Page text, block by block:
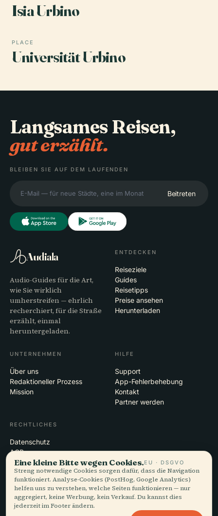
Isia Urbino
PLACE
Universität Urbino
Langsames Reisen,
gut erzählt.
BLEIBEN SIE AUF DEM LAUFENDEN
Beitreten
Audiala
Audio-Guides für die Art,
wie Sie wirklich
umherstreifen — ehrlich
recherchiert, für die Straße
erzählt, einmal
heruntergeladen.
ENTDECKEN
Reiseziele
Guides
Reisetipps
Preise ansehen
Herunterladen
UNTERNEHMEN
Über uns
Redaktioneller Prozess
Mission
HILFE
Support
App-Fehlerbehebung
Kontakt
Partner werden
RECHTLICHES
Datenschutz
AGB
Cookie-Einstellungen
Konto löschen
© 2026 Audiala · Gemacht in Morges, Schweiz, unterwegs und in den
Eine kleine Bitte wegen Cookies.EU · DSGVO
Streng notwendige Cookies sorgen dafür, dass die Navigation
funktioniert. Analyse-Cookies (PostHog, Google Analytics)
helfen uns zu verstehen, welche Seiten funktionieren — nur
aggregiert, keine Werbung, kein Verkauf. Du kannst dies
jederzeit im Footer ändern.